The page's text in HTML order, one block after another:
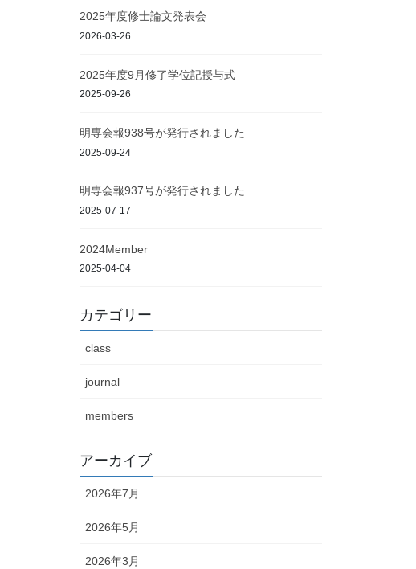
2025年度修士論文発表会
2026-03-26
2025年度9月修了学位記授与式
2025-09-26
明専会報938号が発行されました
2025-09-24
明専会報937号が発行されました
2025-07-17
2024Member
2025-04-04
カテゴリー
class
journal
members
アーカイブ
2026年7月
2026年5月
2026年3月